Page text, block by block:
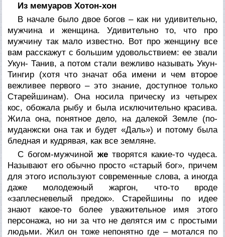
Из мемуаров Хотон-хон
В начале было двое богов – как ни удивительно,
мужчина и женщина. Удивительно то, что про
мужчину так мало известно. Вот про женщину все
вам расскажут с большим удовольствием: ее звали
Укун- Танив, а потом стали вежливо называть Укун-
Тингир (хотя что значат оба имени и чем второе
вежливее первого – это знание, доступное только
Старейшинам). Она носила прическу из четырех
кос, обожала рыбу и была исключительно красива.
Жила она, понятное дело, на далекой Земле (по-
муданжски она так и будет «Даль») и потому была
бледная и кудрявая, как все земляне.
С богом-мужчинойже творятся какие-то чудеса.
Называют его обычно просто «старый бог», причем
для этого используют современные слова, а иногда
даже молодежный жаргон, что-то вроде
«заплесневелый предок». Старейшины по идее
знают какое-то более уважительное имя этого
персонажа, но ни за что не делятся им с простыми
людьми. Жил он тоже непонятно где – мотался по